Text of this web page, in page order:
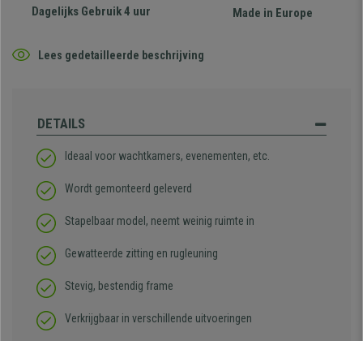
Dagelijks Gebruik 4 uur Made in Europe
Lees gedetailleerde beschrijving
DETAILS
Ideaal voor wachtkamers, evenementen, etc.
Wordt gemonteerd geleverd
Stapelbaar model, neemt weinig ruimte in
Gewatteerde zitting en rugleuning
Stevig, bestendig frame
Verkrijgbaar in verschillende uitvoeringen